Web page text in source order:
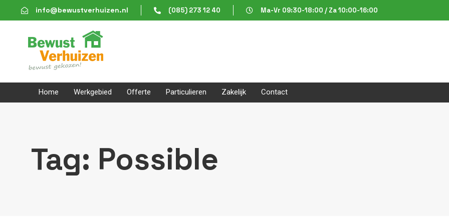
links
to
content
info@bewustverhuizen.nl (085) 273 12 40 Ma-Vr 09:30-18:00 / Za 10:00-16:00
Home Werkgebied Offerte Particulieren Zakelijk Contact
Tag: Possible